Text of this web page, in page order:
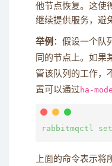
他节点恢复。这使
继续提供服务，避
举例 ：假设一个队
同的节点上。如果
管该队列的工作，
置可以通过 ha-mode
上面的命令表示将